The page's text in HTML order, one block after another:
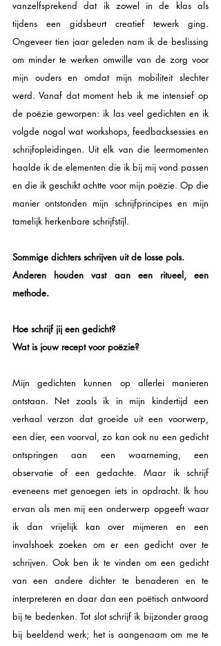
vanzelfsprekend dat ik zowel in de klas als
tijdens een gidsbeurt creatief tewerk ging.
Ongeveer tien jaar geleden nam ik de beslissing
om minder te werken omwille van de zorg voor
mijn ouders en omdat mijn mobiliteit slechter
werd. Vanaf dat moment heb ik me intensief op
de poëzie geworpen: ik las veel gedichten en ik
volgde nogal wat workshops, feedbacksessies en
schrijfopleidingen. Uit elk van die leermomenten
haalde ik de elementen die ik bij mij vond passen
en die ik geschikt achtte voor mijn poëzie. Op die
manier ontstonden mijn schrijfprincipes en mijn
tamelijk herkenbare schrijfstijl.
Sommige dichters schrijven uit de losse pols.
Anderen houden vast aan een ritueel, een
methode.
Hoe schrijf jij een gedicht?
Wat is jouw recept voor poëzie?
Mijn gedichten kunnen op allerlei manieren
ontstaan. Net zoals ik in mijn kindertijd een
verhaal verzon dat groeide uit een voorwerp,
een dier, een voorval, zo kan ook nu een gedicht
ontspringen aan een waarneming, een
observatie of een gedachte. Maar ik schrijf
eveneens met genoegen iets in opdracht. Ik hou
ervan als men mij een onderwerp opgeeft waar
ik dan vrijelijk kan over mijmeren en een
invalshoek zoeken om er een gedicht over te
schrijven. Ook ben ik te vinden om een gedicht
van een andere dichter te benaderen en te
interpreteren en daar dan een poëtisch antwoord
bij te bedenken. Tot slot schrijf ik bijzonder graag
bij beeldend werk; het is aangenaam om me te